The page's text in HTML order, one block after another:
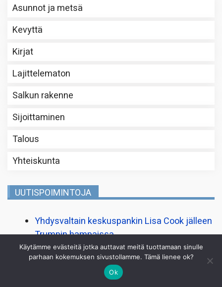
Asunnot ja metsä
Kevyttä
Kirjat
Lajittelematon
Salkun rakenne
Sijoittaminen
Talous
Yhteiskunta
UUTISPOIMINTOJA
Yhdysvaltain keskuspankin Lisa Cook jälleen
Trumpin hampaissa
Lähde: YLE talous
Yhdysvaltain työmarkkinoilla yllättävä
käänne: 23 000 työpaikkaa vähemmän
Käytämme evästeitä jotka auttavat meitä tuottamaan sinulle
parhaan kokemuksen sivustollamme. Tämä lienee ok?
Ok